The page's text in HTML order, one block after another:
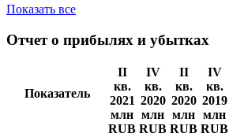
Показать все
Отчет о прибылях и убытках
Показатель
II
кв.
2021
млн
RUB
IV
кв.
2020
млн
RUB
II
кв.
2020
млн
RUB
IV
кв.
2019
млн
RUB